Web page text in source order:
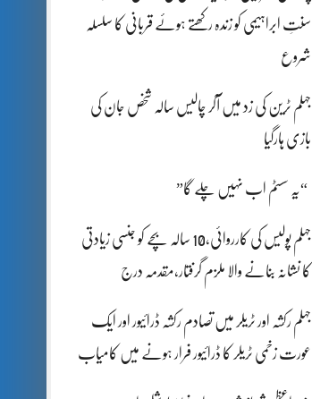
سنتِ ابراہیمی کو زندہ رکھتے ہوئے قربانی کا سلسلہ
شروع
جہلم ٹرین کی زد میں آکر چالیس سالہ شخص جان کی
بازی ہارگیا
“یہ سسٹم اب نہیں چلے گا”
جہلم پولیس کی کارروائی،10 سالہ بچے کو جنسی زیادتی
کا نشانہ بنانے والا ملزم گرفتار،مقدمہ درج
جہلم رکشہ اور ٹریلر میں تصادم رکشہ ڈرائیور اور ایک
عورت زخمی ٹریلر کا ڈرائیور فرار ہونے میں کامیاب